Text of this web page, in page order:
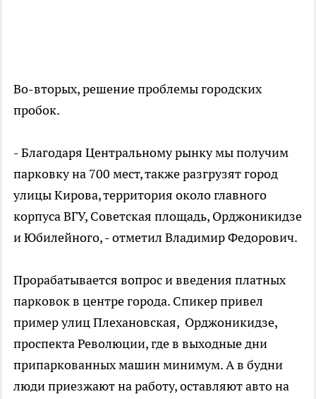
Во-вторых, решение проблемы городских
пробок.
- Благодаря Центральному рынку мы получим
парковку на 700 мест, также разгрузят город
улицы Кирова, территория около главного
корпуса ВГУ, Советская площадь, Орджоникидзе
и Юбилейного, - отметил Владимир Федорович.
Прорабатывается вопрос и введения платных
парковок в центре города. Спикер привел
пример улиц Плехановская, Орджоникидзе,
проспекта Революции, где в выходные дни
припаркованных машин минимум. А в будни
люди приезжают на работу, оставляют авто на